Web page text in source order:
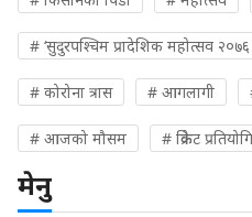
# ‘सुदुरपश्चिम प्रादेशिक महोत्सव २०७६
# कोरोना त्रास # आगलागी
# आजको मौसम # क्रिकेट
मेनु